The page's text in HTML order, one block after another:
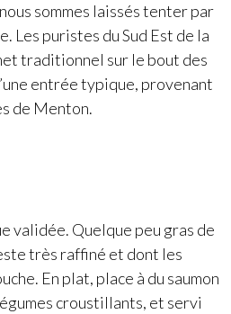
sommes laissés tenter par
Les puristes du Sud Est de la
traditionnel sur le bout des
entrée typique, provenant
de Menton.
validée. Quelque peu gras de
très raffiné et dont les
En plat, place à du saumon
croustillants, et servi